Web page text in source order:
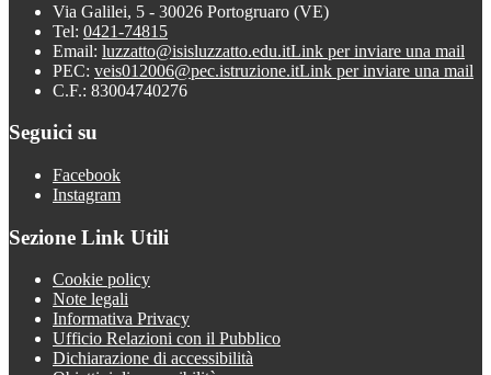
Via Galilei, 5 - 30026 Portogruaro (VE)
Tel: 0421-74815
Email: luzzatto@isisluzzatto.edu.itLink per inviare una mail
PEC: veis012006@pec.istruzione.itLink per inviare una mail
C.F.: 83004740276
Seguici su
Facebook
Instagram
Sezione Link Utili
Cookie policy
Note legali
Informativa Privacy
Ufficio Relazioni con il Pubblico
Dichiarazione di accessibilità